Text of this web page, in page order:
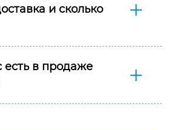
и сколько
есть в продаже